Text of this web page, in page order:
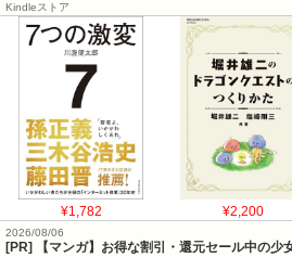
Kindleストア
¥1,782 ¥2,200
2026/08/06
[PR] 【マンガ】お得な割引・還元セール中の少